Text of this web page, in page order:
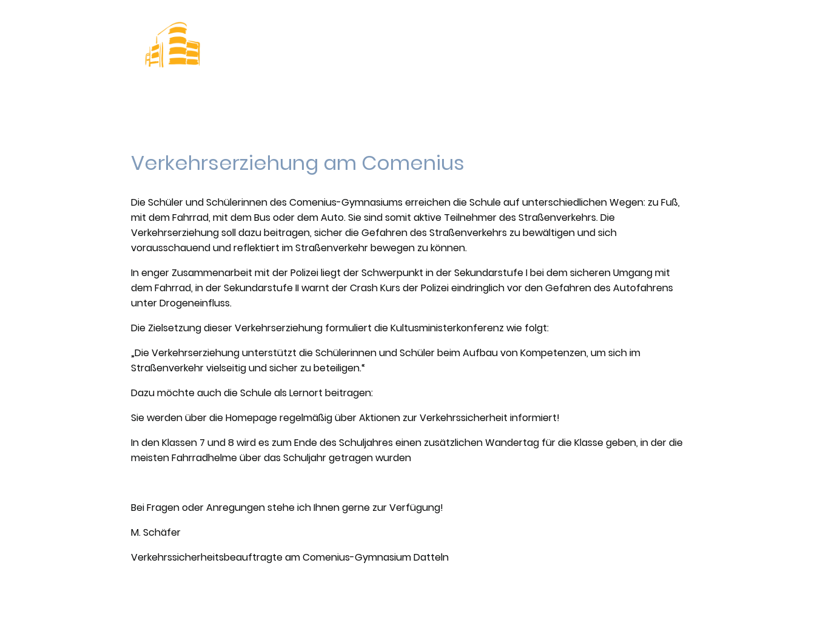
Verkehrserziehung am Comenius
Die Schüler und Schülerinnen des Comenius-Gymnasiums erreichen die Schule auf unterschiedlichen Wegen: zu Fuß,
mit dem Fahrrad, mit dem Bus oder dem Auto. Sie sind somit aktive Teilnehmer des Straßenverkehrs. Die
Verkehrserziehung soll dazu beitragen, sicher die Gefahren des Straßenverkehrs zu bewältigen und sich
vorausschauend und reflektiert im Straßenverkehr bewegen zu können.
In enger Zusammenarbeit mit der Polizei liegt der Schwerpunkt in der Sekundarstufe I bei dem sicheren Umgang mit
dem Fahrrad, in der Sekundarstufe II warnt der Crash Kurs der Polizei eindringlich vor den Gefahren des Autofahrens
unter Drogeneinfluss.
Die Zielsetzung dieser Verkehrserziehung formuliert die Kultusministerkonferenz wie folgt:
„Die Verkehrserziehung unterstützt die Schülerinnen und Schüler beim Aufbau von Kompetenzen, um sich im
Straßenverkehr vielseitig und sicher zu beteiligen.“
Dazu möchte auch die Schule als Lernort beitragen:
Sie werden über die Homepage regelmäßig über Aktionen zur Verkehrssicherheit informiert!
In den Klassen 7 und 8 wird es zum Ende des Schuljahres einen zusätzlichen Wandertag für die Klasse geben, in der die
meisten Fahrradhelme über das Schuljahr getragen wurden
Bei Fragen oder Anregungen stehe ich Ihnen gerne zur Verfügung!
M. Schäfer
Verkehrssicherheitsbeauftragte am Comenius-Gymnasium Datteln